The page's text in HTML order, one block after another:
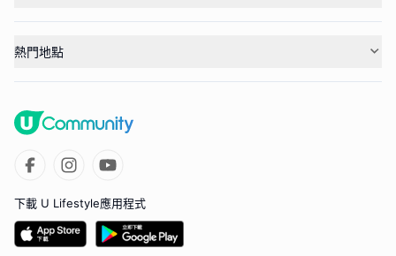
熱門地點
下載 U Lifestyle應用程式